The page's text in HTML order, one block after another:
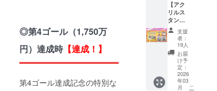
◎第4ゴール（1,750万
円）達成時【達成！】
第4ゴール達成記念の特別な
カチ
ケット
5.【サ
イト掲
載】公
式サイ
トへお
名前を
掲載 6.
【後日
メール
ので、
お名前
以外は
入力し
ないよ
うお願
いいた
しま
す。同
名で複
数のご
支援い
欄につ
いて サ
イトへ
掲載を
希望す
るお名
前を備
考欄に
入力し
てくだ
さい。
ん。ク
ラウド
ファン
ディン
グ＋物
販で少
数販売
のみを
予定し
ており
ます）
レプリ
カチ
ケット
がリ
ターン
として
手に入
るコー
スで
す。ラ
イブT
【アク
リルス
タンド
＆タペ
スト
リー
コー
ス】 ☆
プラン
概要 ボ
イファ
支援
者：
19人
お届
け予
定：
2026
年03
月
こ